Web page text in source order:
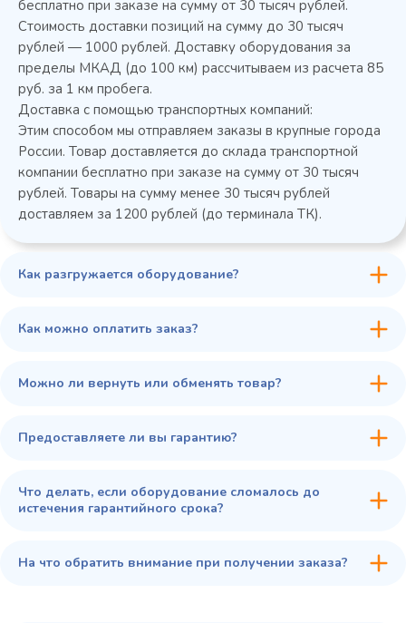
Колода разрубочная КР-5/5
45 900 ₽
бесплатно при заказе на сумму от 30 тысяч рублей.
Стоимость доставки позиций на сумму до 30 тысяч
рублей — 1000 рублей. Доставку оборудования за
пределы МКАД (до 100 км) рассчитываем из расчета 85
руб. за 1 км пробега.
Доставка с помощью транспортных компаний:
Этим способом мы отправляем заказы в крупные города
России. Товар доставляется до склада транспортной
компании бесплатно при заказе на сумму от 30 тысяч
рублей. Товары на сумму менее 30 тысяч рублей
доставляем за 1200 рублей (до терминала ТК).
Как разгружается оборудование?
Как можно оплатить заказ?
Можно ли вернуть или обменять товар?
Предоставляете ли вы гарантию?
Что делать, если оборудование сломалось до
истечения гарантийного срока?
На что обратить внимание при получении заказа?